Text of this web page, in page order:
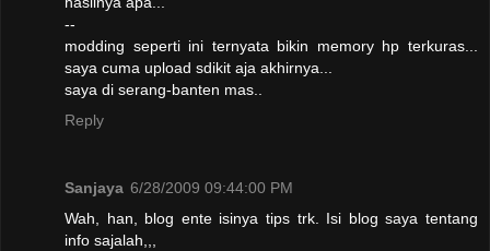
--
modding seperti ini ternyata bikin memory hp terkuras...
saya cuma upload sdikit aja akhirnya...
saya di serang-banten mas..
Reply
Sanjaya 6/28/2009 09:44:00 PM
Wah, han, blog ente isinya tips trk. Isi blog saya tentang
info sajalah,,,